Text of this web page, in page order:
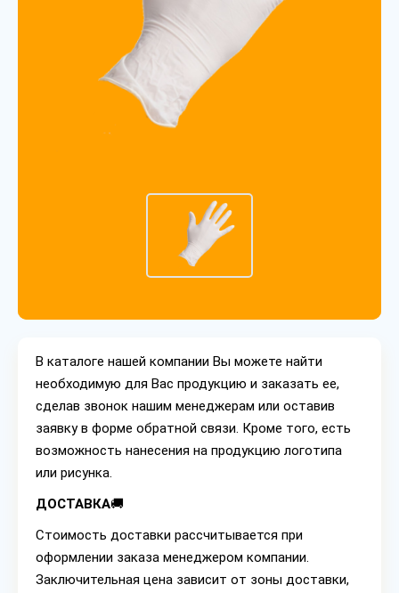
В каталоге нашей компании Вы можете найти
необходимую для Вас продукцию и заказать ее,
сделав звонок нашим менеджерам или оставив
заявку в форме обратной связи. Кроме того, есть
возможность нанесения на продукцию логотипа
или рисунка.
ДОСТАВКА🚚
Стоимость доставки рассчитывается при
оформлении заказа менеджером компании.
Заключительная цена зависит от зоны доставки,